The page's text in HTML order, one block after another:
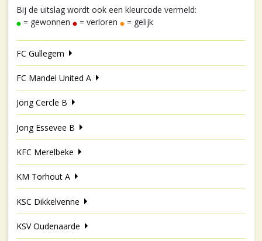
Bij de uitslag wordt ook een kleurcode vermeld:
= gewonnen
= verloren = gelijk
FC Gullegem
FC Mandel United A
Jong Cercle B
Jong Essevee B
KFC Merelbeke
KM Torhout A
KSC Dikkelvenne
KSV Oudenaarde